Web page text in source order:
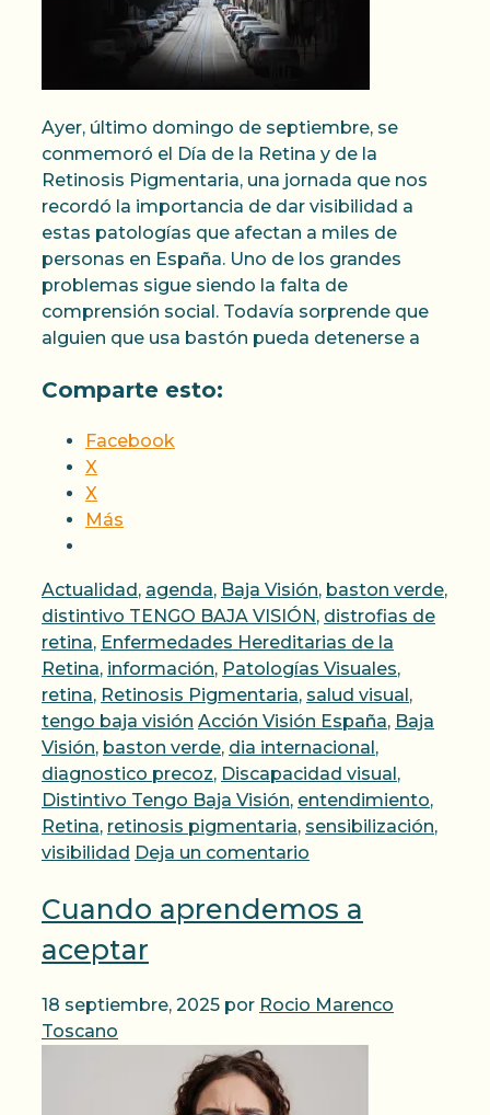
Ayer, último domingo de septiembre, se
conmemoró el Día de la Retina y de la
Retinosis Pigmentaria, una jornada que nos
recordó la importancia de dar visibilidad a
estas patologías que afectan a miles de
personas en España. Uno de los grandes
problemas sigue siendo la falta de
comprensión social. Todavía sorprende que
alguien que usa bastón pueda detenerse a
Comparte esto:
Facebook
X
X
Más
Categorías
Actualidad, agenda, Baja Visión, baston verde,
distintivo TENGO BAJA VISIÓN, distrofias de
retina, Enfermedades Hereditarias de la
Retina, información, Patologías Visuales,
retina, Retinosis Pigmentaria, salud visual,
tengo baja visión Etiquetas
Acción Visión España, Baja
Visión, baston verde, dia internacional,
diagnostico precoz, Discapacidad visual,
Distintivo Tengo Baja Visión, entendimiento,
Retina, retinosis pigmentaria, sensibilización,
visibilidad Deja un comentario
Cuando aprendemos a
aceptar
18 septiembre, 2025 por Rocio Marenco
Toscano